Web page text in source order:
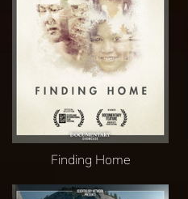
Finding Home